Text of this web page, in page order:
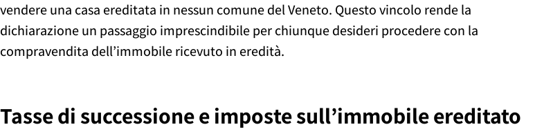
vendere una casa ereditata in nessun comune del Veneto. Questo vincolo rende la
dichiarazione un passaggio imprescindibile per chiunque desideri procedere con la
compravendita dell’immobile ricevuto in eredità.
Tasse di successione e imposte sull’immobile ereditato